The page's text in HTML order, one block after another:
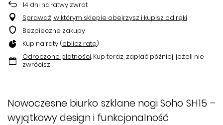
14 dni na łatwy zwrot
Sprawdź, w którym sklepie obejrzysz i kupisz od ręki
Bezpieczne zakupy
Kup na raty (oblicz ratę)
Odroczone płatności. Kup teraz, zapłać później, jeżeli nie
zwrócisz
Nowoczesne biurko szklane nogi Soho SH15 –
wyjątkowy design i funkcjonalność